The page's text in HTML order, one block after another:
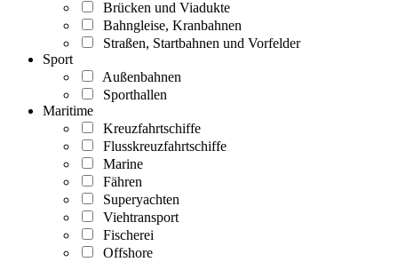
Brücken und Viadukte
Bahngleise, Kranbahnen
Straßen, Startbahnen und Vorfelder
Sport
Außenbahnen
Sporthallen
Maritime
Kreuzfahrtschiffe
Flusskreuzfahrtschiffe
Marine
Fähren
Superyachten
Viehtransport
Fischerei
Offshore